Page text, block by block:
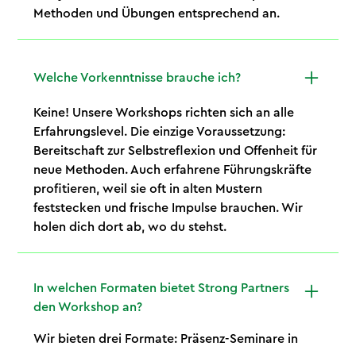
Methoden und Übungen entsprechend an.
Welche Vorkenntnisse brauche ich?
Keine! Unsere Workshops richten sich an alle
Erfahrungslevel. Die einzige Voraussetzung:
Bereitschaft zur Selbstreflexion und Offenheit für
neue Methoden. Auch erfahrene Führungskräfte
profitieren, weil sie oft in alten Mustern
feststecken und frische Impulse brauchen. Wir
holen dich dort ab, wo du stehst.
In welchen Formaten bietet Strong Partners
den Workshop an?
Wir bieten drei Formate: Präsenz-Seminare in